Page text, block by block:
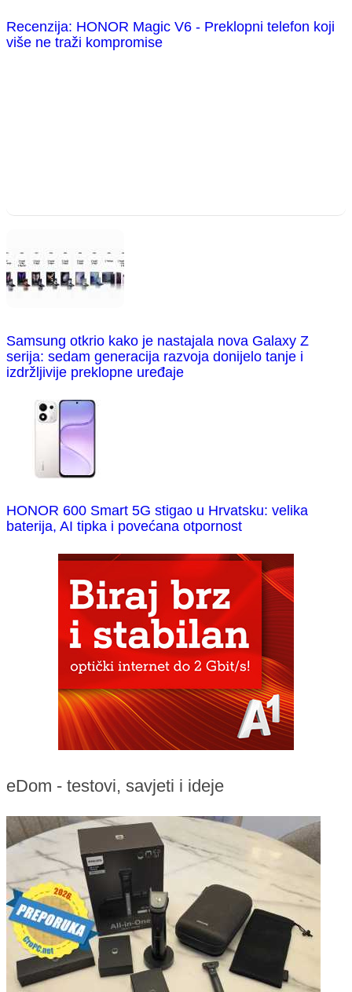
Recenzija: HONOR Magic V6 - Preklopni telefon koji
više ne traži kompromise
Samsung otkrio kako je nastajala nova Galaxy Z
serija: sedam generacija razvoja donijelo tanje i
izdržljivije preklopne uređaje
HONOR 600 Smart 5G stigao u Hrvatsku: velika
baterija, AI tipka i povećana otpornost
eDom - testovi, savjeti i ideje